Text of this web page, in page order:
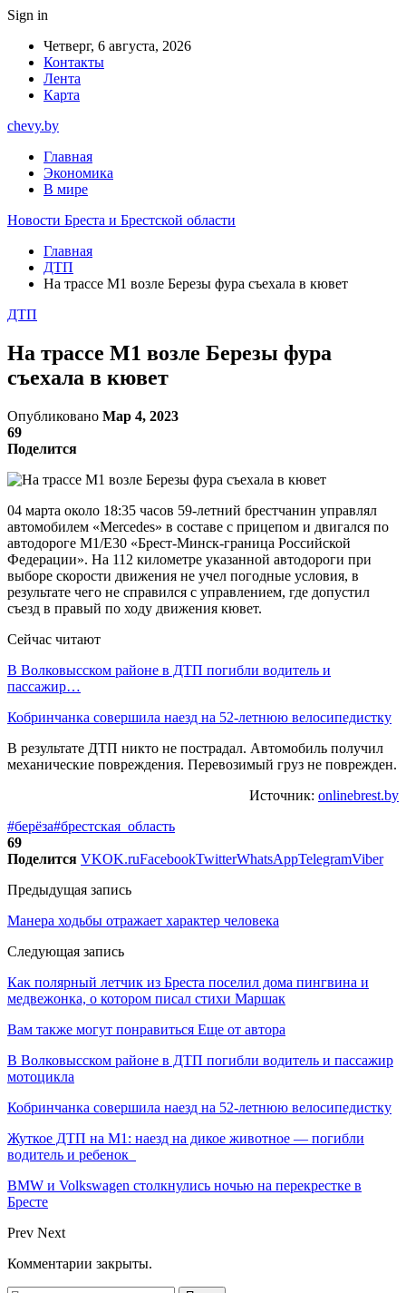
Sign in
Четверг, 6 августа, 2026
Контакты
Лента
Карта
chevy.by
Главная
Экономика
В мире
Новости Бреста и Брестской области
Главная
ДТП
На трассе М1 возле Березы фура съехала в кювет
ДТП
На трассе М1 возле Березы фура
съехала в кювет
Опубликовано Мар 4, 2023
69
Поделится
04 марта около 18:35 часов 59-летний брестчанин управлял
автомобилем «Mercedes» в составе с прицепом и двигался по
автодороге M1/E30 «Брест-Минск-граница Российской
Федерации». На 112 километре указанной автодороги при
выборе скорости движения не учел погодные условия, в
результате чего не справился с управлением, где допустил
съезд в правый по ходу движения кювет.
Сейчас читают
В Волковысском районе в ДТП погибли водитель и
пассажир…
Кобринчанка совершила наезд на 52-летнюю велосипедистку
В результате ДТП никто не пострадал. Автомобиль получил
механические повреждения. Перевозимый груз не поврежден.
Источник: onlinebrest.by
#берёза#брестская_область
69
Поделится VKOK.ruFacebookTwitterWhatsAppTelegramViber
Предыдущая запись
Манера ходьбы отражает характер человека
Следующая запись
Как полярный летчик из Бреста поселил дома пингвина и
медвежонка, о котором писал стихи Маршак
Вам также могут понравиться Еще от автора
В Волковысском районе в ДТП погибли водитель и пассажир
мотоцикла
Кобринчанка совершила наезд на 52-летнюю велосипедистку
Жуткое ДТП на М1: наезд на дикое животное — погибли
водитель и ребенок
BMW и Volkswagen столкнулись ночью на перекрестке в
Бресте
Prev Next
Комментарии закрыты.